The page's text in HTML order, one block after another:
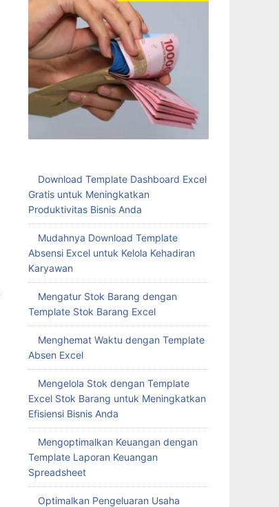
Download Template Dashboard Excel
Gratis untuk Meningkatkan
Produktivitas Bisnis Anda
Mudahnya Download Template
Absensi Excel untuk Kelola Kehadiran
Karyawan
Mengatur Stok Barang dengan
Template Stok Barang Excel
Menghemat Waktu dengan Template
Absen Excel
Mengelola Stok dengan Template
Excel Stok Barang untuk Meningkatkan
Efisiensi Bisnis Anda
Mengoptimalkan Keuangan dengan
Template Laporan Keuangan
Spreadsheet
Optimalkan Pengeluaran Usaha